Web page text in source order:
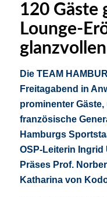
120 Gäste
Lounge-
Die TEAM
Freitagabend in
prominenter
französische
Hamburgs
OSP-Leiterin
Präses Prof.
Katharina von